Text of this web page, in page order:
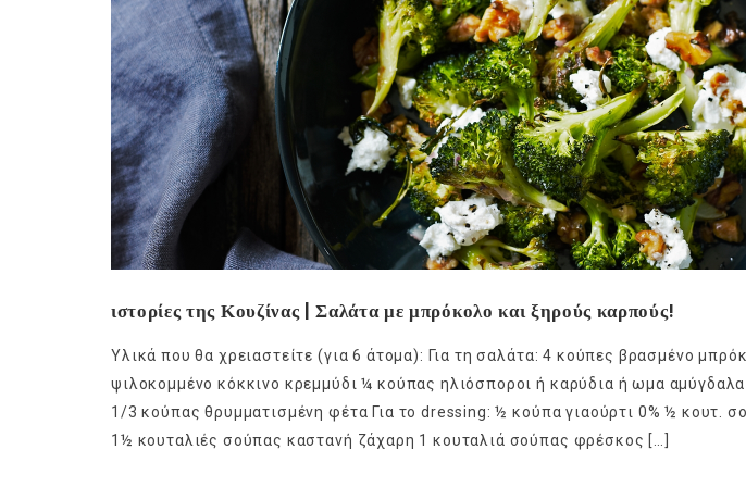
ιστορίες της Κουζίνας | Σαλάτα με μπρόκολο και ξηρούς καρπούς!
Υλικά που θα χρειαστείτε (για 6 άτομα): Για τη σαλάτα: 4 κούπες βρασμένο
ψιλοκομμένο κόκκινο κρεμμύδι ¼ κούπας ηλιόσποροι ή καρύδια ή ωμα
1/3 κούπας θρυμματισμένη φέτα Για το dressing: ½ κούπα γιαούρτι 0% ½ κουτ.
1½ κουταλιές σούπας καστανή ζάχαρη 1 κουταλιά σούπας φρέσκος […]